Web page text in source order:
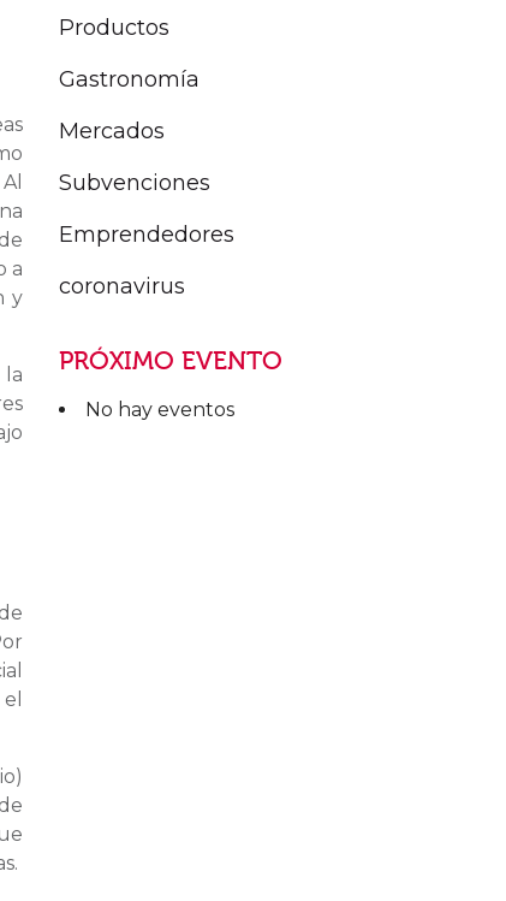
a
y
la
Productos
Gastronomía
Mercados
Subvenciones
Emprendedores
coronavirus
PRÓXIMO EVENTO
No hay eventos